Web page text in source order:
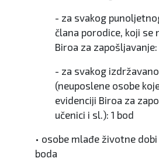
- za svakog
člana porodice, koji se
Biroa za zapošljavanje:
- za svakog
(neuposlene osobe
evidenciji Biroa za
učenici i sl.): 1 bod
• osobe mlađe životne
boda